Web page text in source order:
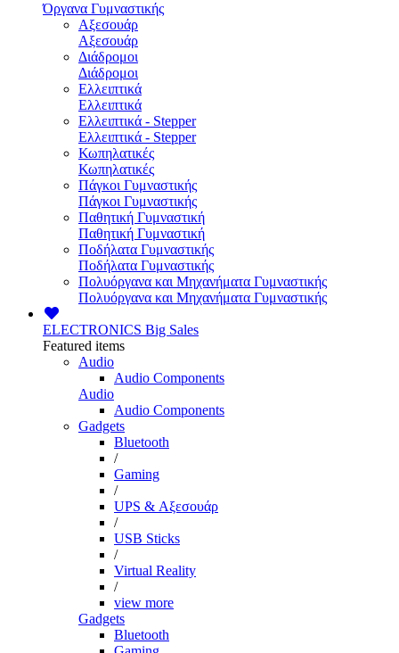
Όργανα Γυμναστικής
Αξεσουάρ
Αξεσουάρ
Διάδρομοι
Διάδρομοι
Ελλειπτικά
Ελλειπτικά
Ελλειπτικά - Stepper
Ελλειπτικά - Stepper
Κωπηλατικές
Κωπηλατικές
Πάγκοι Γυμναστικής
Πάγκοι Γυμναστικής
Παθητική Γυμναστική
Παθητική Γυμναστική
Ποδήλατα Γυμναστικής
Ποδήλατα Γυμναστικής
Πολυόργανα και Μηχανήματα Γυμναστικής
Πολυόργανα και Μηχανήματα Γυμναστικής
ELECTRONICS Big Sales
Featured items
Audio
Audio Components
Audio
Audio Components
Gadgets
Bluetooth
/
Gaming
/
UPS & Αξεσουάρ
/
USB Sticks
/
Virtual Reality
/
view more
Gadgets
Bluetooth